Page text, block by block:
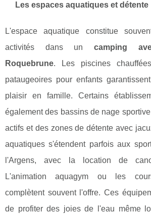
Les espaces aquatiques et détente
L'espace aquatique constitue
activités dans uncamping
Roquebrune. Les piscines
pataugeoires pour enfants
plaisir en famille. Certains
également des bassins de nage
actifs et des zones de détente avec
aquatiques s'étendent parfois aux
l'Argens, avec la location de
L'animation aquagym ou les
complètent souvent l'offre. Ces
de profiter des joies de l'eau même